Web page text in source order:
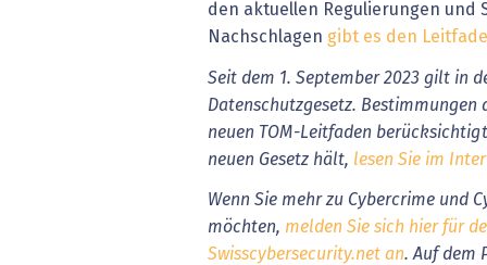
den aktuellen Regulierungen und
Nachschlagen gibt es den
Seit dem 1. September 2023 gilt in
Datenschutzgesetz. Bestimmungen
neuen TOM-Leitfaden
neuen Gesetz hält, lesen Sie im
Wenn Sie mehr zu Cybercrime und
möchten, melden Sie sich hier für
Swisscybersecurity.net an. Auf dem